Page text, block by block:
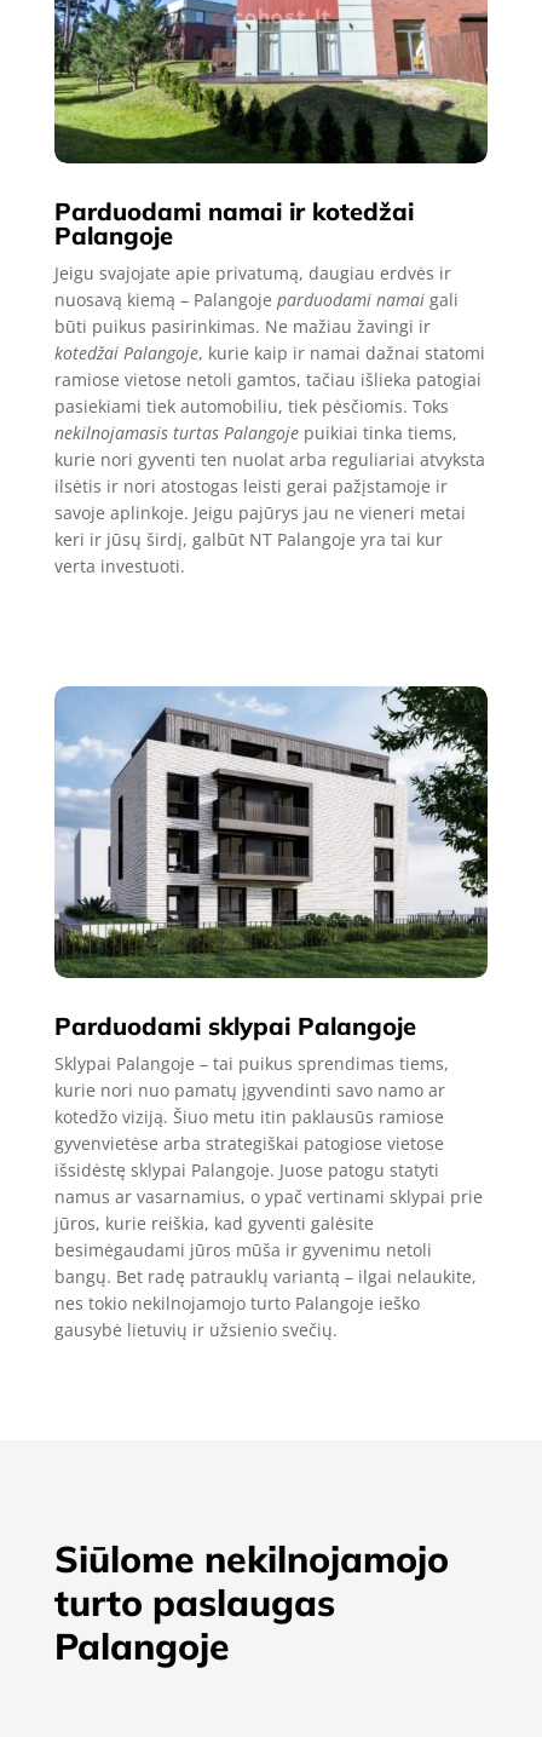
Parduodami namai ir kotedžai
Palangoje
Jeigu svajojate apie privatumą, daugiau erdvės ir
nuosavą kiemą – Palangoje parduodami namaigali
būti puikus pasirinkimas. Ne mažiau žavingi ir
kotedžai Palangoje, kurie kaip ir namai dažnai statomi
ramiose vietose netoli gamtos, tačiau išlieka patogiai
pasiekiami tiek automobiliu, tiek pėsčiomis. Toks
nekilnojamasis turtas Palangojepuikiai tinka tiems,
kurie nori gyventi ten nuolat arba reguliariai atvyksta
ilsėtis ir nori atostogas leisti gerai pažįstamoje ir
savoje aplinkoje. Jeigu pajūrys jau ne vieneri metai
keri ir jūsų širdį, galbūt NT Palangoje yra tai kur
verta investuoti.
Parduodami sklypai Palangoje
Sklypai Palangoje – tai puikus sprendimas tiems,
kurie nori nuo pamatų įgyvendinti savo namo ar
kotedžo viziją. Šiuo metu itin paklausūs ramiose
gyvenvietėse arba strategiškai patogiose vietose
išsidėstę sklypai Palangoje. Juose patogu statyti
namus ar vasarnamius, o ypač vertinami sklypai prie
jūros, kurie reiškia, kad gyventi galėsite
besimėgaudami jūros mūša ir gyvenimu netoli
bangų. Bet radę patrauklų variantą – ilgai nelaukite,
nes tokio nekilnojamojo turto Palangoje ieško
gausybė lietuvių ir užsienio svečių.
Siūlome nekilnojamojo
turto paslaugas
Palangoje